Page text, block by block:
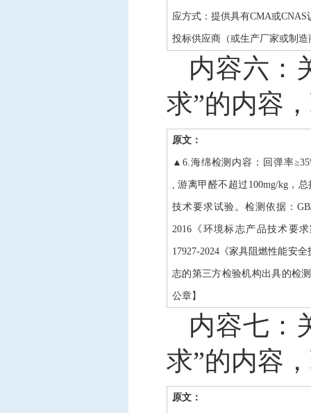
应方式：提供具有CMA或
投标供应商（或生产厂家或制造
内容六：
求”的内容
原文：
▲6.海绵检测内容：回弹率
, 游离甲醛不超过100mg/kg，
技术要求试验。检测依据：
2016《环境标志产品技术要
17927-2024《家具阻燃性能安
志的第三方检验机构出具的检
公章】
内容七：
求”的内容
原文：